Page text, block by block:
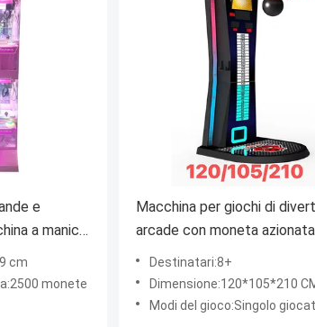
e
a manica
cm
monete
Macchina per giochi di
arcade con moneta azionata
Destinatari:8+
Dimensione:120*105*210
Modi del gioco:Singolo giocatore, con